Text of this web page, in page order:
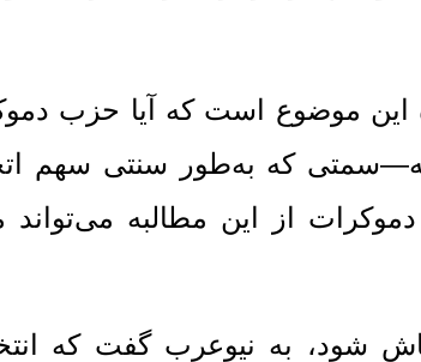
این موضوع است که آیا حزب
که به‌طور سنتی سهم
از این مطالبه می‌تواند
شود، به نیوعرب گفت که